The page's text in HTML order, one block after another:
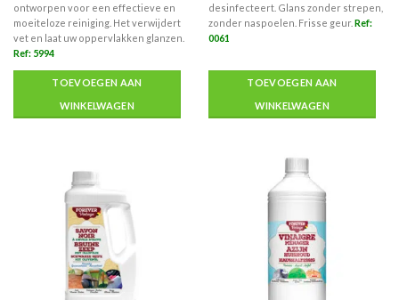
ontworpen voor een effectieve en
moeiteloze reiniging. Het verwijdert
vet en laat uw oppervlakken glanzen.
Ref: 5994
TOEVOEGEN AAN
WINKELWAGEN
desinfecteert. Glans zonder strepen,
zonder naspoelen. Frisse geur. Ref:
0061
TOEVOEGEN AAN
WINKELWAGEN